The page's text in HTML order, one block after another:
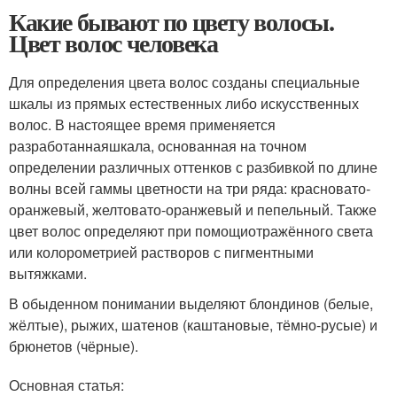
Какие бывают по цвету волосы.
Цвет волос человека
Для определения цвета волос созданы специальные
шкалы из прямых естественных либо искусственных
волос. В настоящее время применяется
разработаннаяшкала, основанная на точном
определении различных оттенков с разбивкой по длине
волны всей гаммы цветности на три ряда: красновато-
оранжевый, желтовато-оранжевый и пепельный. Также
цвет волос определяют при помощиотражённого света
или колорометрией растворов с пигментными
вытяжками.
В обыденном понимании выделяют блондинов (белые,
жёлтые), рыжих, шатенов (каштановые, тёмно-русые) и
брюнетов (чёрные).
Основная статья: